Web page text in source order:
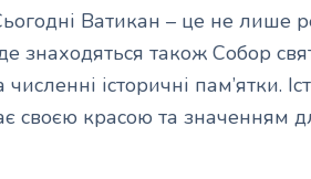
Сьогодні Ватикан – це не
знаходяться також Собор
численні історичні пам’ятки.
своєю красою та значенням